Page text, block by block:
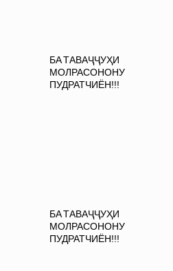
БА ТАВАҶҶУҲИ
МОЛРАСОНОНУ
ПУДРАТЧИЁН!!!
БА ТАВАҶҶУҲИ
МОЛРАСОНОНУ
ПУДРАТЧИЁН!!!